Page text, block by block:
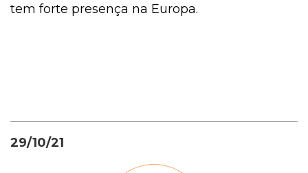
tem forte presença na Europa.
29/10/21